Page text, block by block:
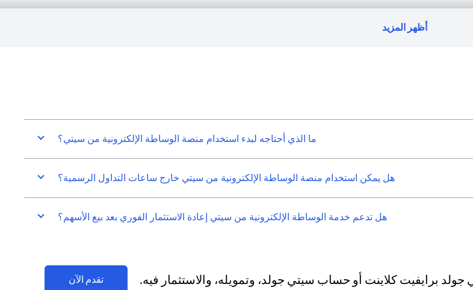
أظهر المزيد
ما الذي أحتاجه لبدء استخدام منصة الوساطة الإلكترونية من سيتي؟
هل يمكن استخدام منصة الوساطة الإلكترونية من سيتي خارج ساعات التداول الرسمية؟
هل تدعم خدمة الوساطة الإلكترونية من سيتي إعادة الاستثمار الفوري بعد بيع الأسهم؟
برايفيت كلاينت أو حساب سيتي جولد، وتمويله، والاستثمار فيه. تقدم الآن